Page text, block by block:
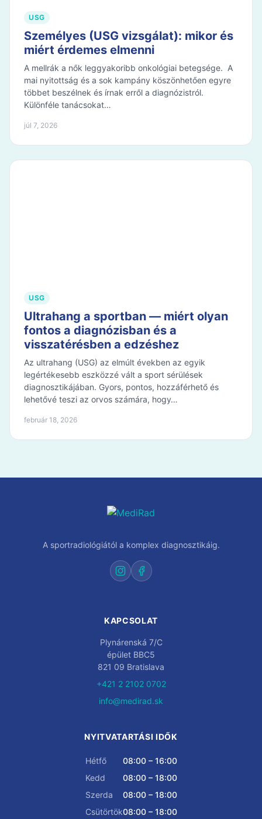
USG
Személyes (USG vizsgálat): mikor és
miért érdemes elmenni
A mellrák a nők leggyakoribb onkológiai betegsége. A
mai nyitottság és a sok kampány köszönhetően egyre
többet beszélnek és írnak erről a diagnózistról.
Különféle tanácsokat…
júl 7, 2026
USG
Ultrahang a sportban — miért olyan
fontos a diagnózisban és a
visszatérésben a edzéshez
Az ultrahang (USG) az elmúlt években az egyik
legértékesebb eszközzé vált a sport sérülések
diagnosztikájában. Gyors, pontos, hozzáférhető és
lehetővé teszi az orvos számára, hogy…
február 18, 2026
A sportradiológiától a komplex diagnosztikáig.
KAPCSOLAT
Plynárenská 7/C
épület BBC5
821 09 Bratislava
+421 2 2102 0702
info@medirad.sk
NYITVATARTÁSI IDŐK
Hétfő
08:00 – 16:00
Kedd
08:00 – 18:00
Szerda
08:00 – 18:00
Csütörtök08:00 – 18:00